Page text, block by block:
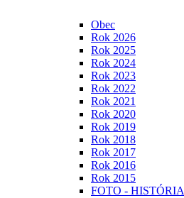
Obec
Rok 2026
Rok 2025
Rok 2024
Rok 2023
Rok 2022
Rok 2021
Rok 2020
Rok 2019
Rok 2018
Rok 2017
Rok 2016
Rok 2015
FOTO - HISTÓRIA